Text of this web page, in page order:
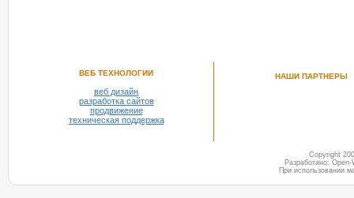
ВЕБ ТЕХНОЛОГИИ
веб дизайн
разработка сайтов
продвижение
техническая поддержка
НАШИ ПАРТНЕРЫ
Copyright
Разработано:
При использовании